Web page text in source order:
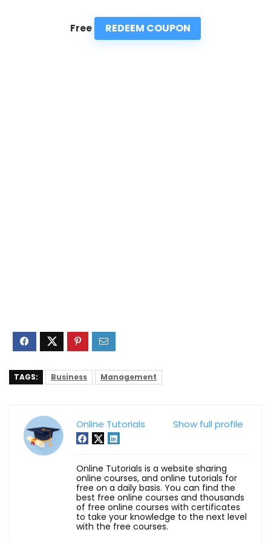
Free REDEEM COUPON
TAGS: Business Management
Show full profile
Online Tutorials
Online Tutorials is a website sharing
online courses, and online tutorials for
free on a daily basis. You can find the
best free online courses and thousands
of free online courses with certificates
to take your knowledge to the next level
with the free courses.